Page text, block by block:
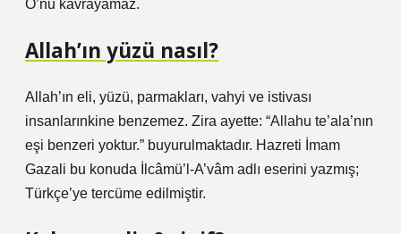
O’nu kavrayamaz.
Allah’ın yüzü nasıl?
Allah’ın eli, yüzü, parmakları, vahyi ve istivası
insanlarınkine benzemez. Zira ayette: “Allahu te’ala’nın
eşi benzeri yoktur.” buyurulmaktadır. Hazreti İmam
Gazali bu konuda İlcâmü’l-A’vâm adlı eserini yazmış;
Türkçe’ye tercüme edilmiştir.